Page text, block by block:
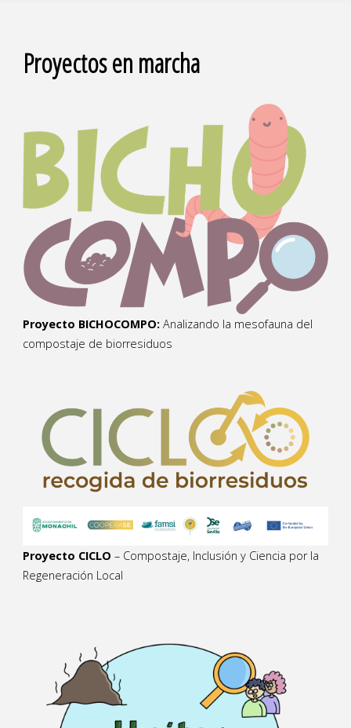
Proyectos en marcha
Proyecto BICHOCOMPO: Analizando la mesofauna del
compostaje de biorresiduos
Proyecto CICLO – Compostaje, Inclusión y Ciencia por la
Regeneración Local